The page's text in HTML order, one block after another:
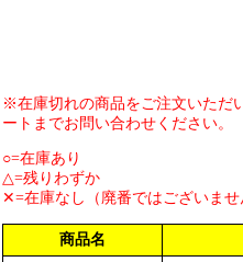
※在庫切れの商品をご注文いただ
ートまでお問い合わせください。
○=在庫あり
△=残りわずか
✕=在庫なし（廃番ではございませ
商品名